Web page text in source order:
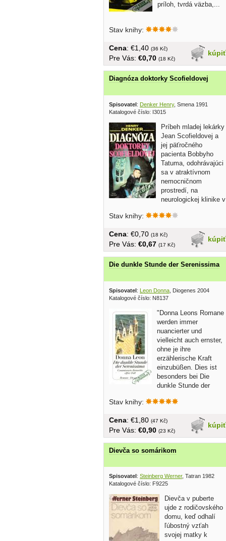
príloh, tvrdá väzba,...
Stav knihy:
kúpiť
Cena: €1,40 (36 Kč)
Pre Vás: €0,70 (18 Kč)
Diagnóza doktorky Scofieldovej
Spisovatel: Denker Henry, Smena 1991
Katalogové číslo: I3015
Príbeh mladej lekárky
Jean Scofieldovej a
jej päťročného
pacienta Bobbyho
Tatuma, odohrávajúci
sa v atraktívnom
nemocničnom
prostredí, na
neurologickej klinike v
Stav knihy:
kúpiť
Cena: €0,70 (18 Kč)
Pre Vás: €0,67 (17 Kč)
Die dunkle Stunde der Serenissima
Spisovatel: Leon Donna , Diogenes 2004
Katalogové číslo: N8137
"Donna Leons Romane
werden immer
nuancierter und
vielleicht auch ernster,
ohne je ihre
erzählerische Kraft
einzubüßen. Dies ist
besonders bei Die
dunkle Stunde der
Stav knihy:
kúpiť
Cena: €1,80 (47 Kč)
Pre Vás: €0,90 (23 Kč)
Dievča so somárikom
Spisovatel : Steinberg Werner, Tatran 1982
Katalogové číslo: F9225
Dievča v puberte
ujde z rodičovského
domu, keď odhalí
ľúbostný vzťah
svojej matky k